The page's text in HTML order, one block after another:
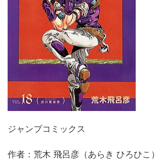
ジャンプコミックス
作者：荒木 飛呂彦（あらき ひろひこ）